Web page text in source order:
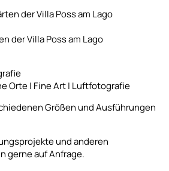
der Villa Poss am Lago
Orte | Fine Art | Luftfotografie
Größen und Ausführungen
und anderen
gerne auf Anfrage.